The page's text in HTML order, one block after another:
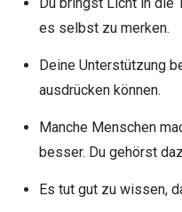
es selbst zu merken.
Deine Unterstützung
ausdrücken können.
Manche Menschen
besser. Du gehörst
Es tut gut zu wissen,